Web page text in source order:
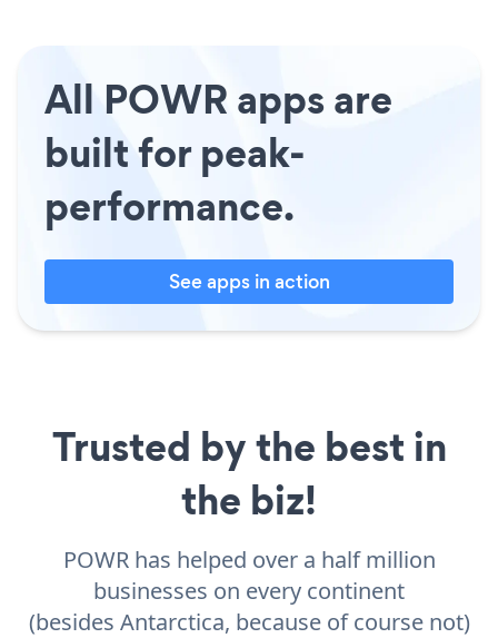
All POWR apps are
built for peak-
performance.
See apps in action
Trusted by the best in
the biz!
POWR has helped over a half million
businesses on every continent
(besides Antarctica, because of course not)